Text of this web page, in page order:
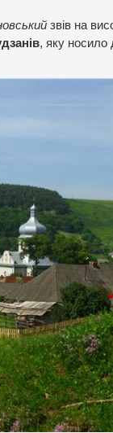
звів на
, яку носило